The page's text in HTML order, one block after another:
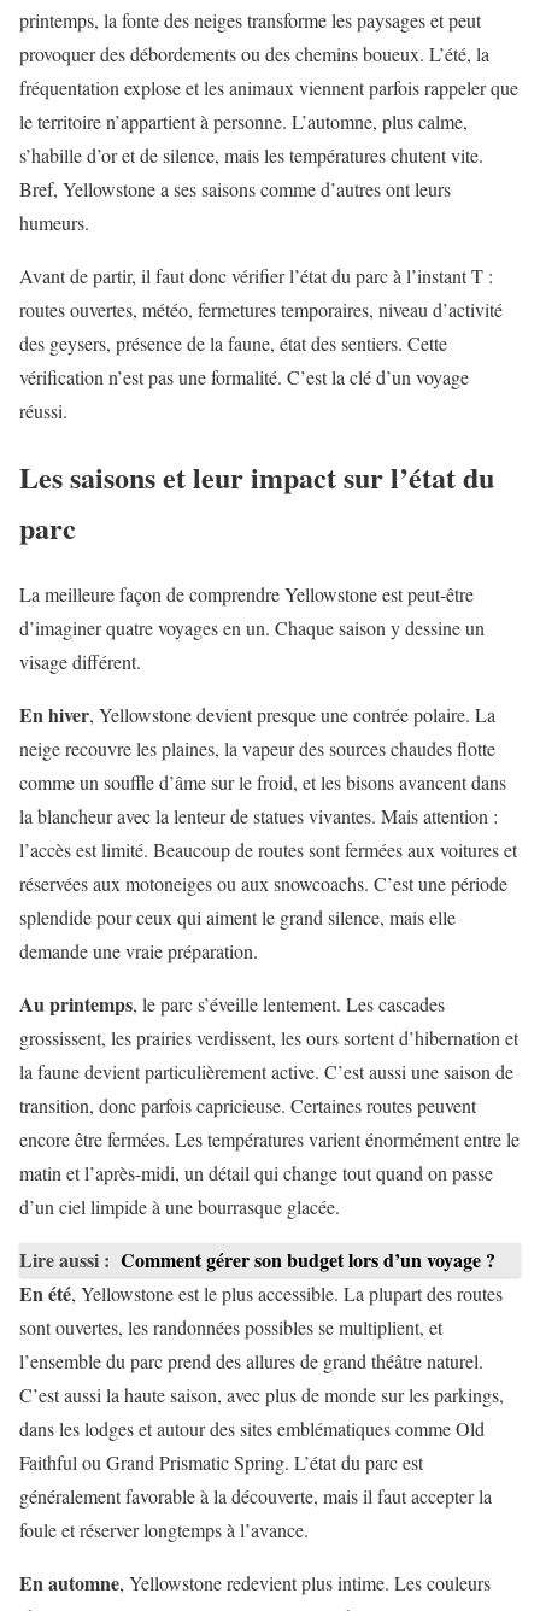
printemps, la fonte des neiges transforme les paysages et peut
provoquer des débordements ou des chemins boueux. L’été, la
fréquentation explose et les animaux viennent parfois rappeler que
le territoire n’appartient à personne. L’automne, plus calme,
s’habille d’or et de silence, mais les températures chutent vite.
Bref, Yellowstone a ses saisons comme d’autres ont leurs
humeurs.
Avant de partir, il faut donc vérifier l’état du parc à l’instant T :
routes ouvertes, météo, fermetures temporaires, niveau d’activité
des geysers, présence de la faune, état des sentiers. Cette
vérification n’est pas une formalité. C’est la clé d’un voyage
réussi.
Les saisons et leur impact sur l’état du
parc
La meilleure façon de comprendre Yellowstone est peut-être
d’imaginer quatre voyages en un. Chaque saison y dessine un
visage différent.
En hiver, Yellowstone devient presque une contrée polaire. La
neige recouvre les plaines, la vapeur des sources chaudes flotte
comme un souffle d’âme sur le froid, et les bisons avancent dans
la blancheur avec la lenteur de statues vivantes. Mais attention :
l’accès est limité. Beaucoup de routes sont fermées aux voitures et
réservées aux motoneiges ou aux snowcoachs. C’est une période
splendide pour ceux qui aiment le grand silence, mais elle
demande une vraie préparation.
Au printemps, le parc s’éveille lentement. Les cascades
grossissent, les prairies verdissent, les ours sortent d’hibernation et
la faune devient particulièrement active. C’est aussi une saison de
transition, donc parfois capricieuse. Certaines routes peuvent
encore être fermées. Les températures varient énormément entre le
matin et l’après-midi, un détail qui change tout quand on passe
d’un ciel limpide à une bourrasque glacée.
Lire aussi : Comment gérer son budget lors d’un voyage ?
En été, Yellowstone est le plus accessible. La plupart des routes
sont ouvertes, les randonnées possibles se multiplient, et
l’ensemble du parc prend des allures de grand théâtre naturel.
C’est aussi la haute saison, avec plus de monde sur les parkings,
dans les lodges et autour des sites emblématiques comme Old
Faithful ou Grand Prismatic Spring. L’état du parc est
généralement favorable à la découverte, mais il faut accepter la
foule et réserver longtemps à l’avance.
En automne, Yellowstone redevient plus intime. Les couleurs